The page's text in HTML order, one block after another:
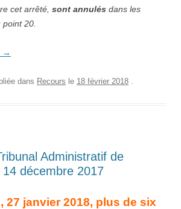
cet arrêté, sont annulés dans les
20.
→
dans Recours le 18 février 2018 .
Administratif de
décembre 2017
27 janvier 2018, plus de six